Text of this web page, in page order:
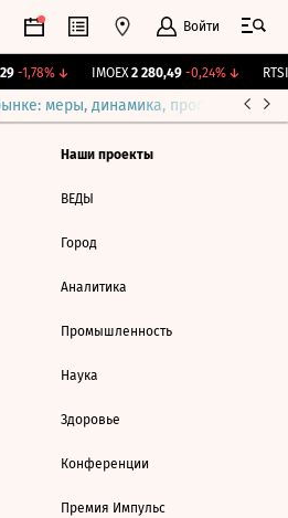
Войти
-1,78%↓ IMOEX 2 280,49 -0,24%↓ RTSI
меры, динамика, прогнозы
Наши проекты
ВЕДЫ
Город
Аналитика
Промышленность
Наука
Здоровье
Конференции
Премия Импульс